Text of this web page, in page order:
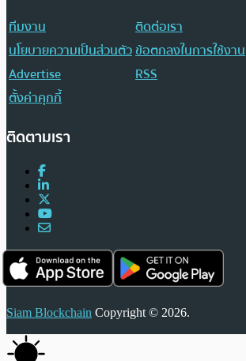
ทีมงาน
ติดต่อเรา
นโยบายความเป็นส่วนตัวข้อตกลงในการใช้งาน
Advertise
RSS
ตั้งค่าคุกกี้
ติดตามเรา
Siam Blockchain Copyright © 2026.